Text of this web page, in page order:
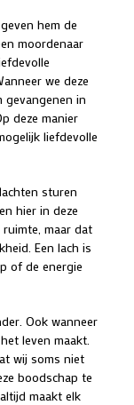
hem de
moordenaar
we deze
gevangenen in
deze manier
liefdevolle
sturen
hier in deze
maar dat
Een lach is
of de energie
Ook wanneer
leven maakt.
wij soms niet
boodschap te
maakt elk